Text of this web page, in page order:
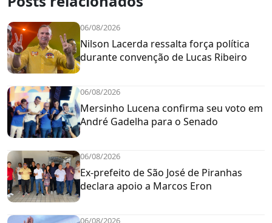
06/08/2026
Nilson Lacerda ressalta força política
durante convenção de Lucas Ribeiro
06/08/2026
Mersinho Lucena confirma seu voto em
André Gadelha para o Senado
06/08/2026
Ex-prefeito de São José de Piranhas
declara apoio a Marcos Eron
06/08/2026